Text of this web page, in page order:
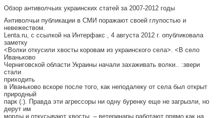
Обзор антиволчьих украинских статей за 2007-2012 годы
Антиволчьи публикации в СМИ поражают своей глупостью и
невежеством.
Lenta.ru, с ссылкой на Интерфакс , 4 августа 2012 г. опубликовала
заметку
<Волки откусили хвосты коровам из украинского села>. <В село
Иваньково
Черниговской области Украины начали захаживать волки.. :звери
стали
приходить
в Иваньково вскоре после того, как неподалеку от села был открыт
природный
парк (:). Правда эти агрессоры ни одну буренку еще не загрызли, но
дерут им
морды и откусывают хвосты, – ветеринары работают прямо как на